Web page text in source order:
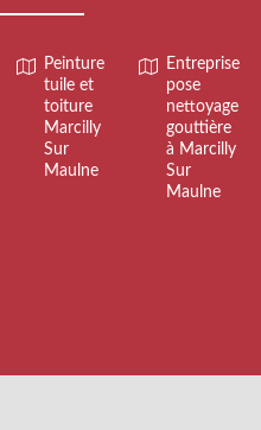
Peinture
tuile et
toiture
Marcilly
Sur
Maulne
Entreprise
pose
nettoyage
gouttière
à Marcilly
Sur
Maulne